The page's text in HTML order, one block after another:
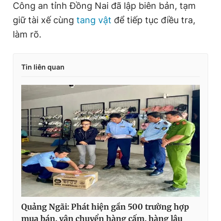
Công an tỉnh Đồng Nai đã lập biên bản, tạm
giữ tài xế cùng tang vật để tiếp tục điều tra,
làm rõ.
Tin liên quan
Quảng Ngãi: Phát hiện gần 500 trường hợp
mua bán, vận chuyển hàng cấm, hàng lậu